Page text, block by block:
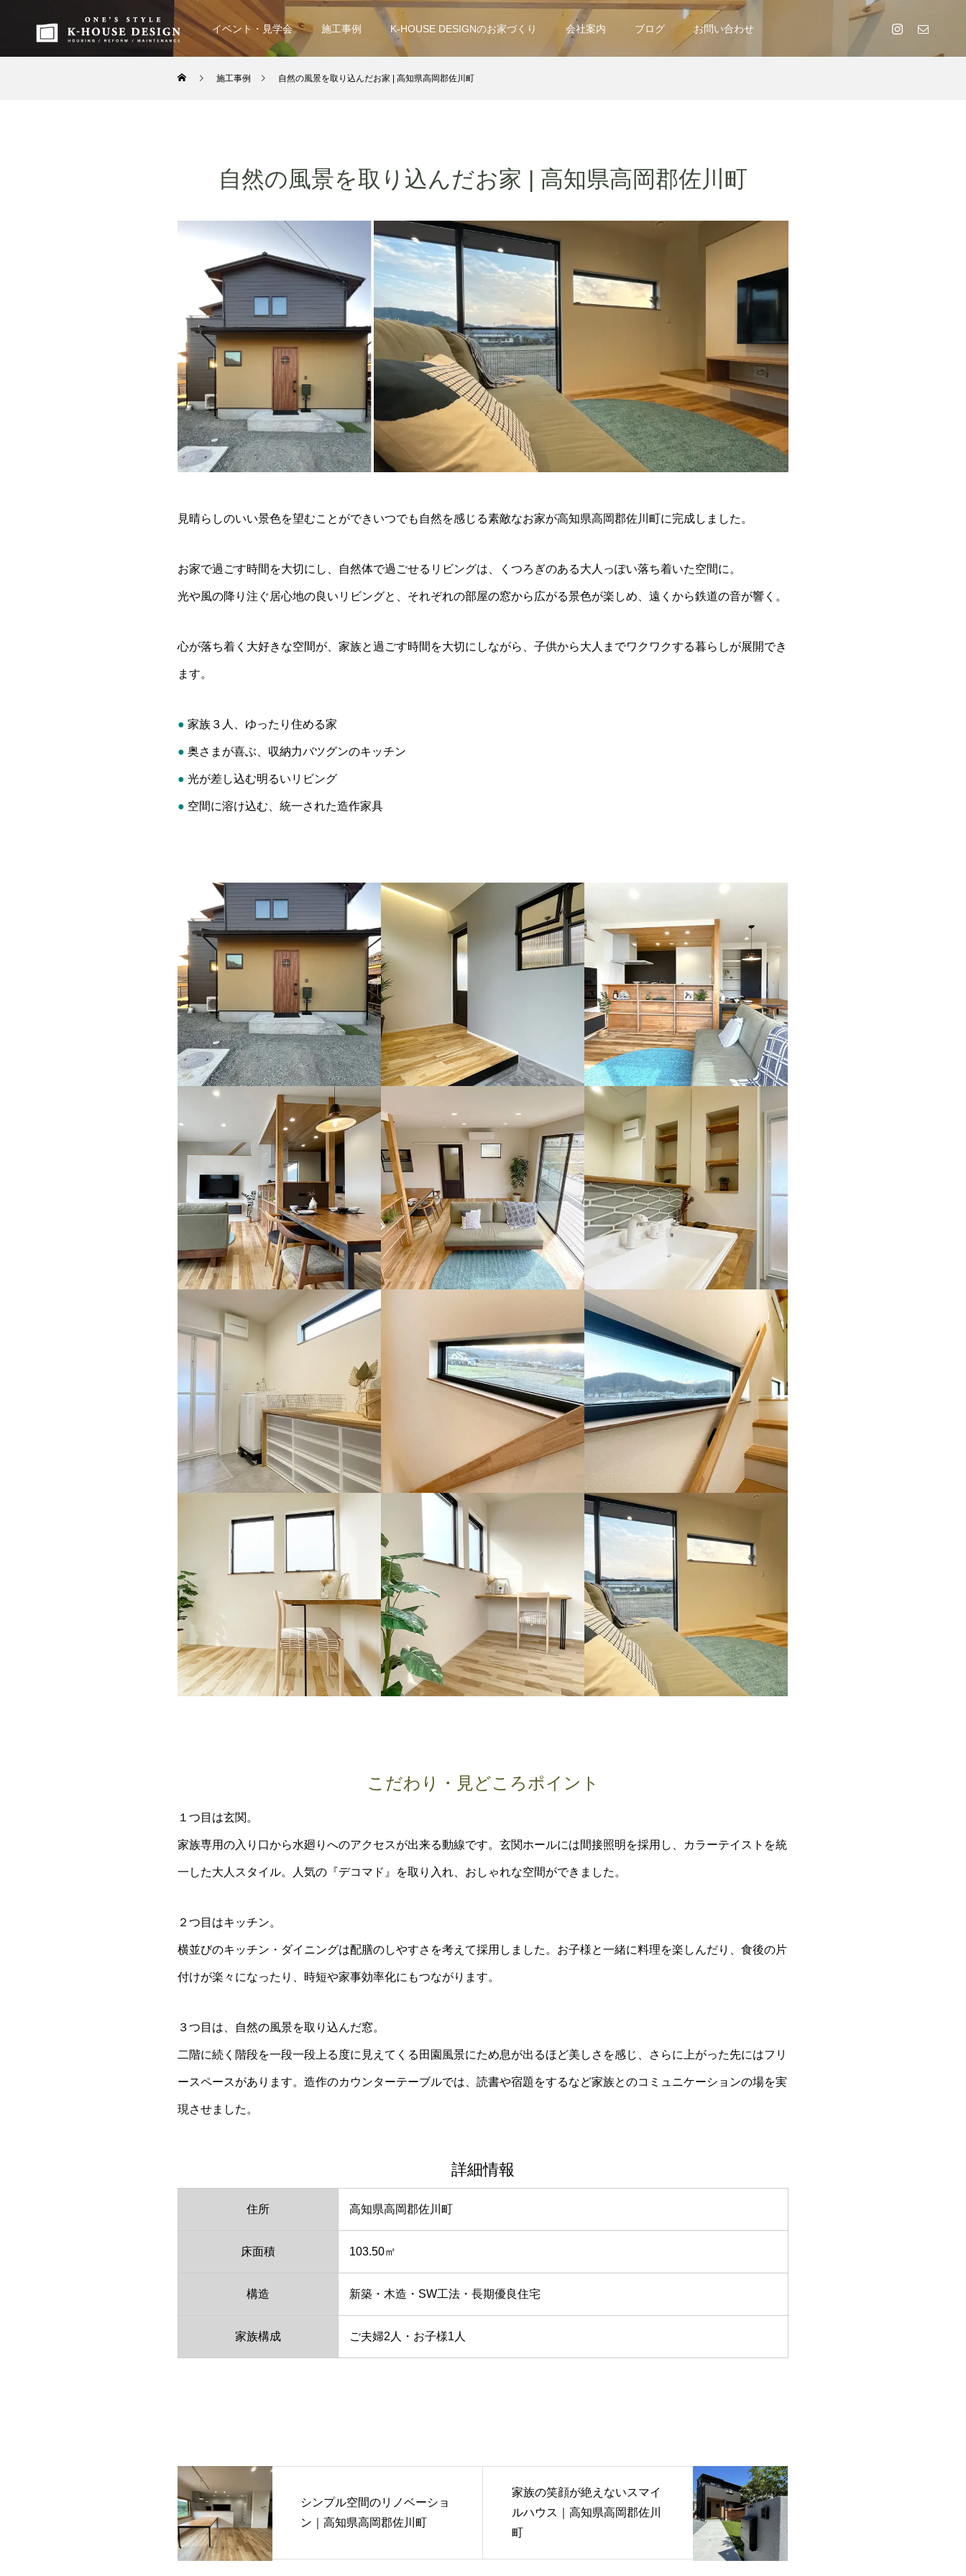
イベント・見学会 施工事例 K-HOUSE DESIGNのお家づくり 会社案内 ブログ お問い合わせ
施工事例 自然の風景を取り込んだお家 | 高知県高岡郡佐川町
自然の風景を取り込んだお家 | 高知県高岡郡佐川町
見晴らしのいい景色を望むことができいつでも自然を感じる素敵なお家が高知県高岡郡佐川町に完成しました。
お家で過ごす時間を大切にし、自然体で過ごせるリビングは、くつろぎのある大人っぽい落ち着いた空間に。
光や風の降り注ぐ居心地の良いリビングと、それぞれの部屋の窓から広がる景色が楽しめ、遠くから鉄道の音が響く。
心が落ち着く大好きな空間が、家族と過ごす時間を大切にしながら、子供から大人までワクワクする暮らしが展開でき
ます。
● 家族３人、ゆったり住める家
● 奥さまが喜ぶ、収納力バツグンのキッチン
● 光が差し込む明るいリビング
● 空間に溶け込む、統一された造作家具
こだわり・見どころポイント
１つ目は玄関。
家族専用の入り口から水廻りへのアクセスが出来る動線です。玄関ホールには間接照明を採用し、カラーテイストを統
一した大人スタイル。人気の『デコマド』を取り入れ、おしゃれな空間ができました。
２つ目はキッチン。
横並びのキッチン・ダイニングは配膳のしやすさを考えて採用しました。お子様と一緒に料理を楽しんだり、食後の片
付けが楽々になったり、時短や家事効率化にもつながります。
３つ目は、自然の風景を取り込んだ窓。
二階に続く階段を一段一段上る度に見えてくる田園風景にため息が出るほど美しさを感じ、さらに上がった先にはフリ
ースペースがあります。造作のカウンターテーブルでは、読書や宿題をするなど家族とのコミュニケーションの場を実
現させました。
詳細情報
住所 高知県高岡郡佐川町
床面積 103.50㎡
構造 新築・木造・SW工法・長期優良住宅
家族構成 ご夫婦2人・お子様1人
シンプル空間のリノベーショ
ン｜高知県高岡郡佐川町
家族の笑顔が絶えないスマイ
ルハウス｜高知県高岡郡佐川
町